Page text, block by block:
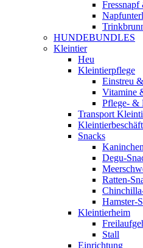
HUNDEBUNDLES
Kleintier
Heu
Kleintierpflege
Einstreu
Vitamine
Pflege- &
Transport
Snacks
Degu-
Ratten-
Hamster-
Kleintierheim
Stall
Einrichtung